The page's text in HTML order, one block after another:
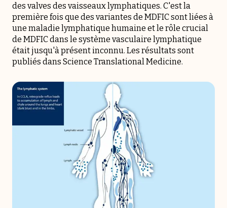
des valves des vaisseaux lymphatiques. C'est la
première fois que des variantes de MDFIC sont liées à
une maladie lymphatique humaine et le rôle crucial
de MDFIC dans le système vasculaire lymphatique
était jusqu'à présent inconnu. Les résultats sont
publiés dans Science Translational Medicine.